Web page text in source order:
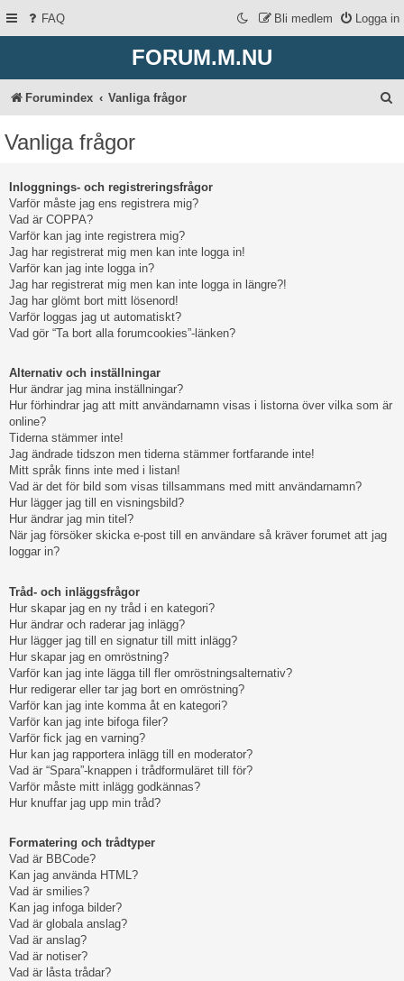
FAQ Logga in
Bli medlem
FORUM.M.NU
Forumindex Vanliga frågor
Vanliga frågor
Inloggnings- och registreringsfrågor
Varför måste jag ens registrera mig?
Vad är COPPA?
Varför kan jag inte registrera mig?
Jag har registrerat mig men kan inte logga in!
Varför kan jag inte logga in?
Jag har registrerat mig men kan inte logga in längre?!
Jag har glömt bort mitt lösenord!
Varför loggas jag ut automatiskt?
Vad gör “Ta bort alla forumcookies”-länken?
Alternativ och inställningar
Hur ändrar jag mina inställningar?
Hur förhindrar jag att mitt användarnamn visas i listorna över vilka som är
online?
Tiderna stämmer inte!
Jag ändrade tidszon men tiderna stämmer fortfarande inte!
Mitt språk finns inte med i listan!
Vad är det för bild som visas tillsammans med mitt användarnamn?
Hur lägger jag till en visningsbild?
Hur ändrar jag min titel?
När jag försöker skicka e-post till en användare så kräver forumet att jag
loggar in?
Tråd- och inläggsfrågor
Hur skapar jag en ny tråd i en kategori?
Hur ändrar och raderar jag inlägg?
Hur lägger jag till en signatur till mitt inlägg?
Hur skapar jag en omröstning?
Varför kan jag inte lägga till fler omröstningsalternativ?
Hur redigerar eller tar jag bort en omröstning?
Varför kan jag inte komma åt en kategori?
Varför kan jag inte bifoga filer?
Varför fick jag en varning?
Hur kan jag rapportera inlägg till en moderator?
Vad är “Spara”-knappen i trådformuläret till för?
Varför måste mitt inlägg godkännas?
Hur knuffar jag upp min tråd?
Formatering och trådtyper
Vad är BBCode?
Kan jag använda HTML?
Vad är smilies?
Kan jag infoga bilder?
Vad är globala anslag?
Vad är anslag?
Vad är notiser?
Vad är låsta trådar?